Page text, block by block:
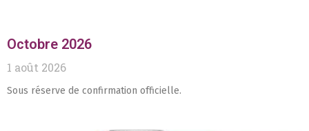
Octobre 2026
1 août 2026
Sous réserve de confirmation officielle.